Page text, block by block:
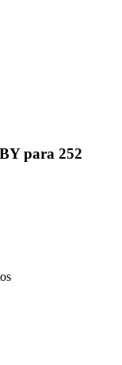
para 252